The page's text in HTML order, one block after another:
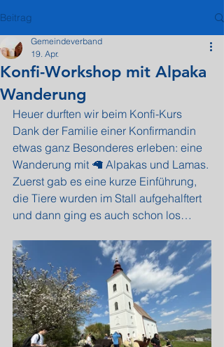
Beitrag
Konfi-Workshop mit Alpaka
Wanderung
Gemeindeverband
19. Apr.
Heuer durften wir beim Konfi-Kurs
Dank der Familie einer Konfirmandin
etwas ganz Besonderes erleben: eine
Wanderung mit 🦙 Alpakas und Lamas.
Zuerst gab es eine kurze Einführung,
die Tiere wurden im Stall aufgehalftert
und dann ging es auch schon los…